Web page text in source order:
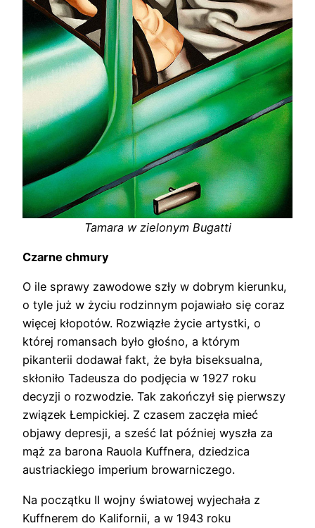
Tamara w zielonym Bugatti
Czarne chmury
O ile sprawy zawodowe szły w dobrym kierunku,
o tyle już w życiu rodzinnym pojawiało się coraz
więcej kłopotów. Rozwiązłe życie artystki, o
której romansach było głośno, a którym
pikanterii dodawał fakt, że była biseksualna,
skłoniło Tadeusza do podjęcia w 1927 roku
decyzji o rozwodzie. Tak zakończył się pierwszy
związek Łempickiej. Z czasem zaczęła mieć
objawy depresji, a sześć lat później wyszła za
mąż za barona Rauola Kuffnera, dziedzica
austriackiego imperium browarniczego.
Na początku II wojny światowej wyjechała z
Kuffnerem do Kalifornii, a w 1943 roku